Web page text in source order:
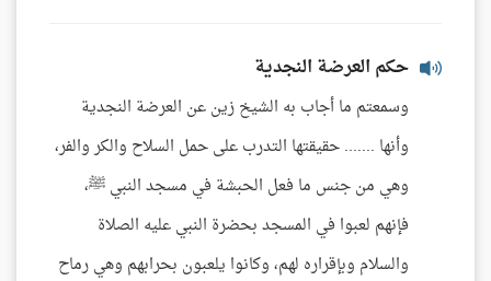
حكم العرضة النجدية
وسمعتم ما أجاب به الشيخ زين عن العرضة النجدية
وأنها ....... حقيقتها التدرب على حمل السلاح والكر والفر،
وهي من جنس ما فعل الحبشة في مسجد النبي ﷺ،
فإنهم لعبوا في المسجد بحضرة النبي عليه الصلاة
والسلام وبإقراره لهم، وكانوا يلعبون بحرابهم وهي رماح